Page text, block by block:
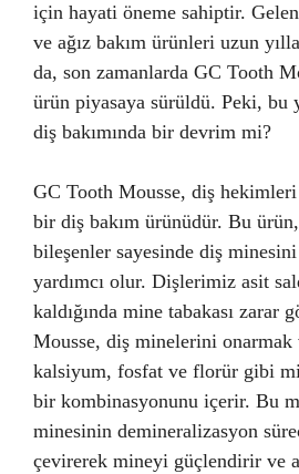
için hayati öneme sahiptir.
ve ağız bakım ürünleri uzun
da, son zamanlarda GC Tooth
ürün piyasaya sürüldü. Peki, bu
diş bakımında bir devrim mi?
GC Tooth Mousse, diş
bir diş bakım ürünüdür. Bu
bileşenler sayesinde diş
yardımcı olur. Dişlerimiz asit
kaldığında mine tabakası zarar
Mousse, diş minelerini
kalsiyum, fosfat ve florür gibi
bir kombinasyonunu içerir. Bu
minesinin demineralizasyon
çevirerek mineyi güçlendirir ve